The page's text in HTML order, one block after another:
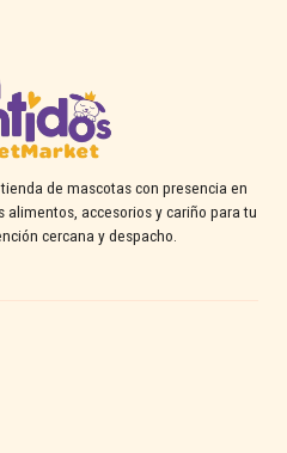
de mascotas con presencia en
alimentos, accesorios y cariño para tu
cercana y despacho.